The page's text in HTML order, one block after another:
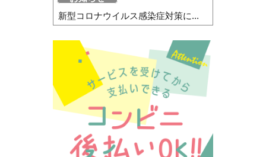
新型コロナウイルス感染症対策に...